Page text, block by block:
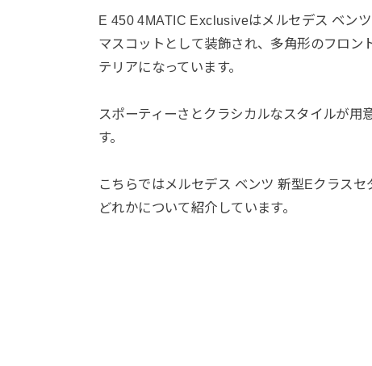
E 450 4MATIC Exclusiveはメルセデス ベン
マスコットとして装飾され、多角形のフロン
テリアになっています。
スポーティーさとクラシカルなスタイルが
す。
こちらではメルセデス ベンツ 新型Eクラス
どれかについて紹介しています。